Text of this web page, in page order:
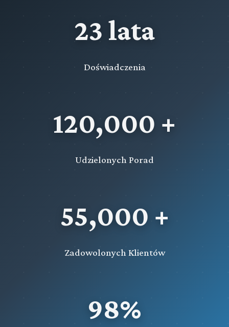
23 lata
Doświadczenia
120,000 +
Udzielonych Porad
55,000 +
Zadowolonych Klientów
98%